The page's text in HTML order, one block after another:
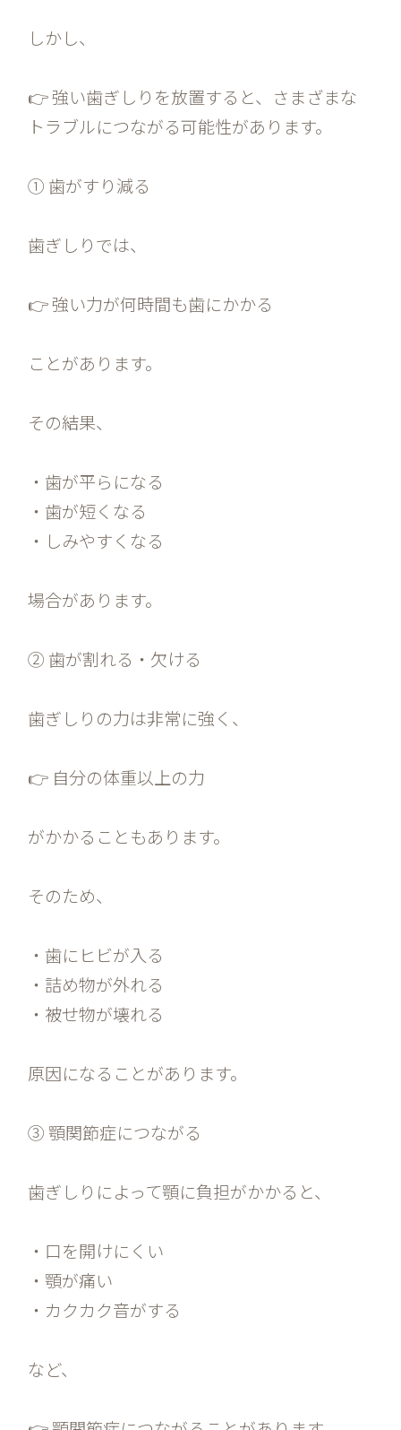
しかし、
👉 強い歯ぎしりを放置すると、さまざまな
トラブルにつながる可能性があります。
① 歯がすり減る
歯ぎしりでは、
👉 強い力が何時間も歯にかかる
ことがあります。
その結果、
・歯が平らになる
・歯が短くなる
・しみやすくなる
場合があります。
② 歯が割れる・欠ける
歯ぎしりの力は非常に強く、
👉 自分の体重以上の力
がかかることもあります。
そのため、
・歯にヒビが入る
・詰め物が外れる
・被せ物が壊れる
原因になることがあります。
③ 顎関節症につながる
歯ぎしりによって顎に負担がかかると、
・口を開けにくい
・顎が痛い
・カクカク音がする
など、